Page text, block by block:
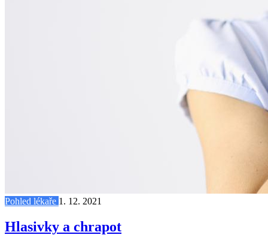
Pohled lékaře 1. 12. 2021
Hlasivky a chrapot